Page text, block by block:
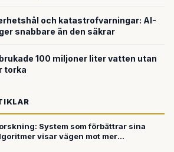
och katastrofvarningar: AI-
snabbare än den säkrar
100 miljoner liter vatten utan
torka
System som förbättrar sina
visar vägen mot mer
datorer